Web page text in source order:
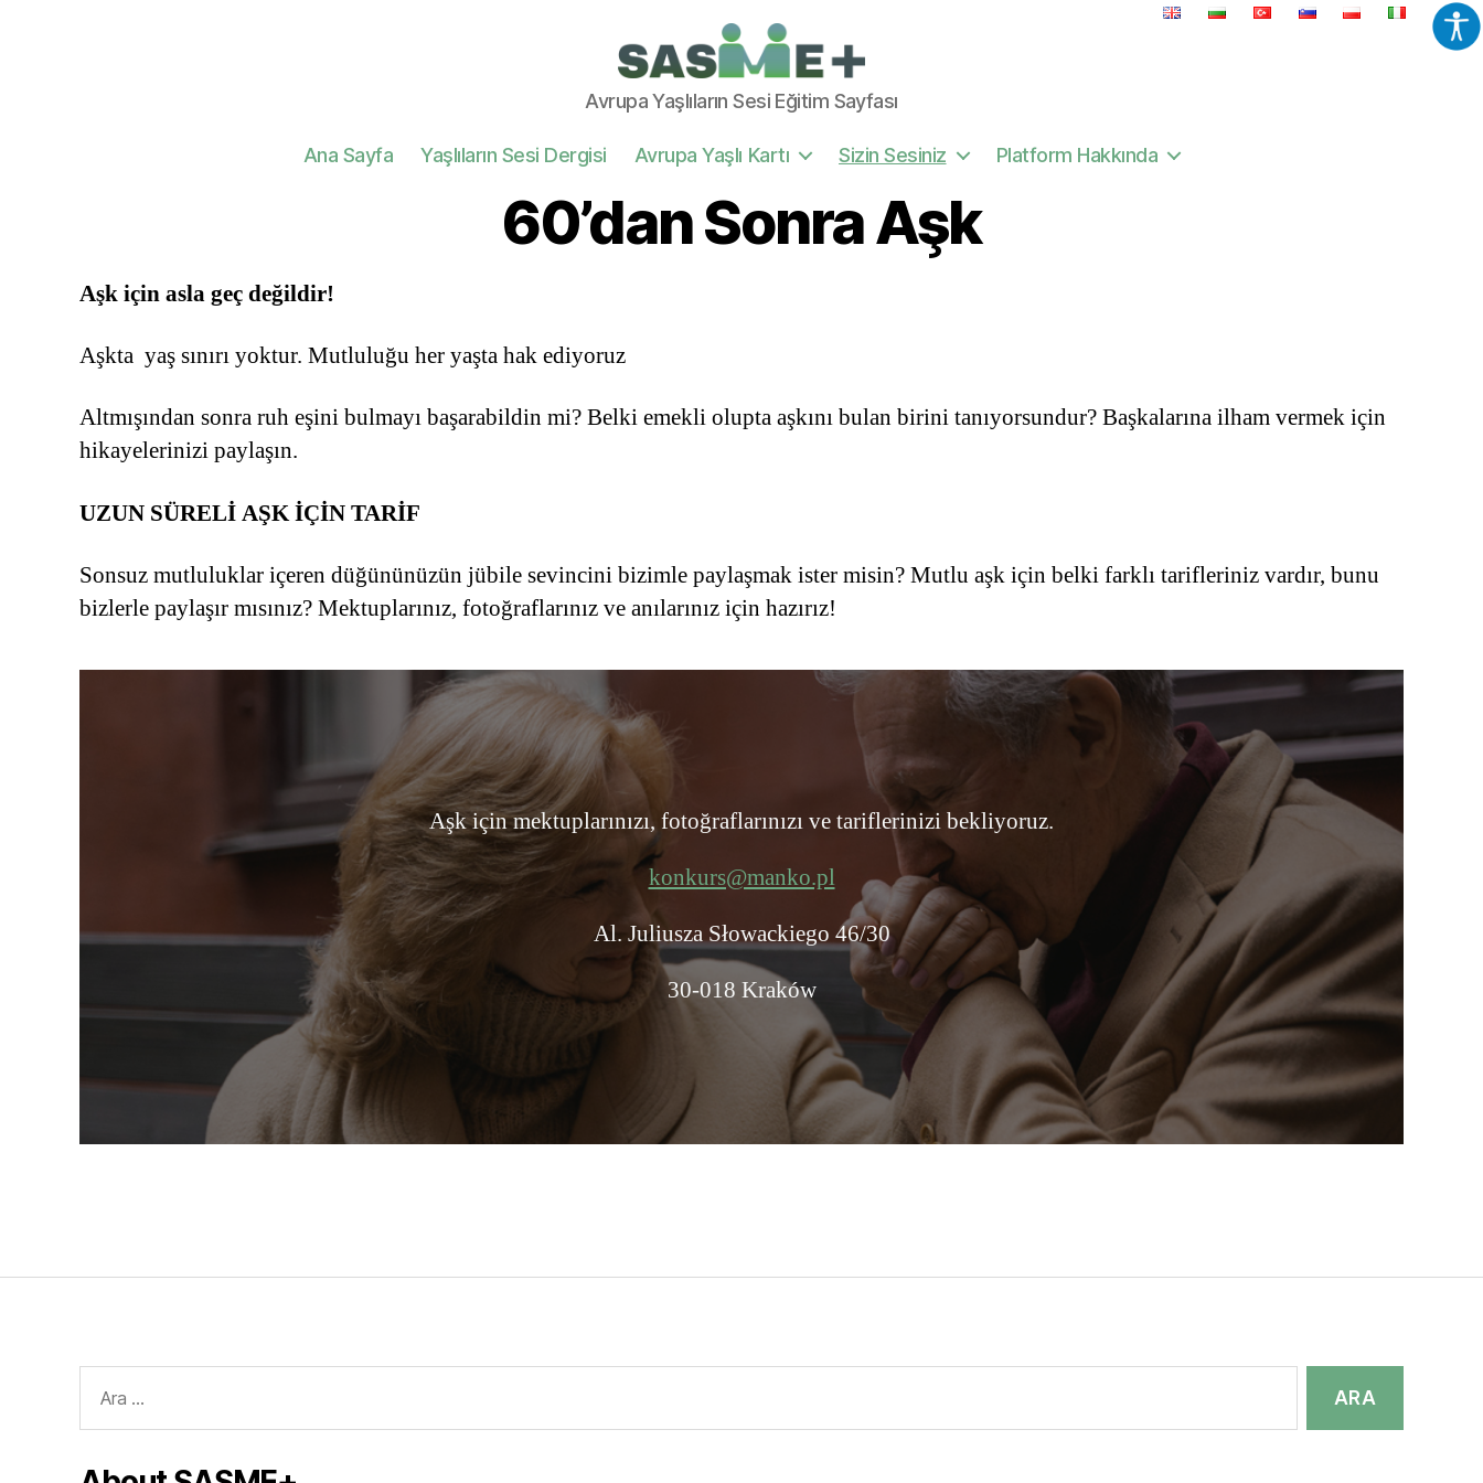
SASME+
Avrupa Yaşlıların Sesi Eğitim Sayfası
Ana Sayfa Yaşlıların Sesi Dergisi Avrupa Yaşlı Kartı Sizin Sesiniz Platform Hakkında
60’dan Sonra Aşk
Aşk için asla geç değildir!
Aşkta yaş sınırı yoktur. Mutluluğu her yaşta hak ediyoruz
Altmışından sonra ruh eşini bulmayı başarabildin mi? Belki emekli olupta aşkını bulan birini tanıyorsundur? Başkalarına ilham vermek için
hikayelerinizi paylaşın.
UZUN SÜRELİ AŞK İÇİN TARİF
Sonsuz mutluluklar içeren düğününüzün jübile sevincini bizimle paylaşmak ister misin? Mutlu aşk için belki farklı tarifleriniz vardır, bunu
bizlerle paylaşır mısınız? Mektuplarınız, fotoğraflarınız ve anılarınız için hazırız!
Aşk için mektuplarınızı, fotoğraflarınızı ve tariflerinizi bekliyoruz.
konkurs@manko.pl
Al. Juliusza Słowackiego 46/30
30-018 Kraków